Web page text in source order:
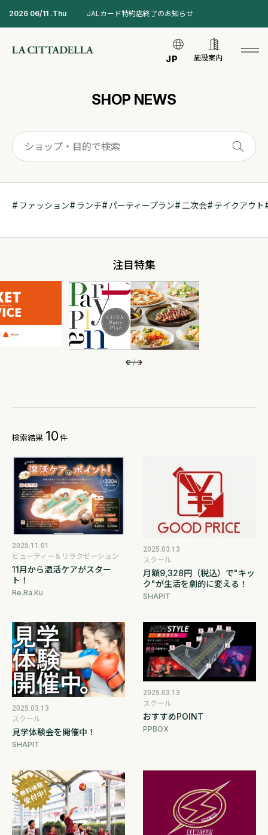
2026 06/11 .Thu JALカード特約店終了のお知らせ
JP 施設案内
SHOP NEWS
ファッション ランチ パーティープラン 二次会 テイクアウト
注目特集
2/3
検索結果 10件
2025.11.01
ビューティー＆リラクゼーション
11月から温活ケアがスター
ト！
Re.Ra.Ku
2025.03.13
スクール
月額9,328円（税込）で"キッ
ク"が生活を劇的に変える！
SHAPIT
2025.03.13
スクール
見学体験会を開催中！
SHAPIT
2025.03.13
スクール
おすすめPOINT
PPBOX